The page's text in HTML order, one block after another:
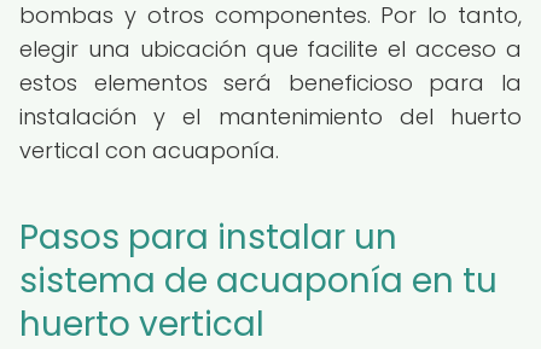
bombas y otros componentes. Por lo tanto,
elegir una ubicación que facilite el acceso a
estos elementos será beneficioso para la
instalación y el mantenimiento del huerto
vertical con acuaponía.
Pasos para instalar un
sistema de acuaponía en tu
huerto vertical